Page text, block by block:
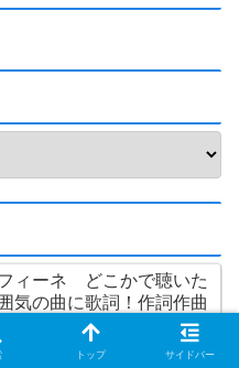
ィーネ どこかで聴いた
気の曲に歌詞！作詞作曲
トップ サイドバー